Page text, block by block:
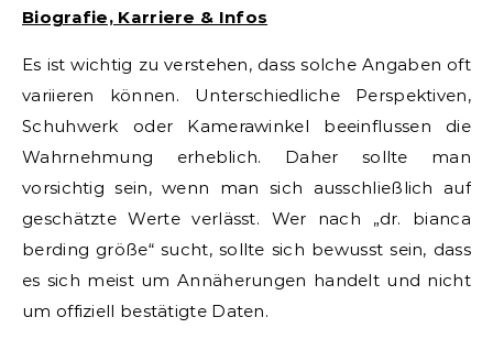
Biografie, Karriere & Infos
Es ist wichtig zu verstehen, dass solche Angaben oft
variieren können. Unterschiedliche Perspektiven,
Schuhwerk oder Kamerawinkel beeinflussen die
Wahrnehmung erheblich. Daher sollte man
vorsichtig sein, wenn man sich ausschließlich auf
geschätzte Werte verlässt. Wer nach „dr. bianca
berding größe“ sucht, sollte sich bewusst sein, dass
es sich meist um Annäherungen handelt und nicht
um offiziell bestätigte Daten.